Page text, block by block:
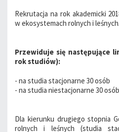
Rekrutacja na rok akademicki
w ekosystemach rolnych i leśnych.
Przewiduje się następujące
rok studiów):
- na studia stacjonarne 30 osób
- na studia niestacjonarne 30 osób
Dla kierunku drugiego stopnia
rolnych i leśnych (studia